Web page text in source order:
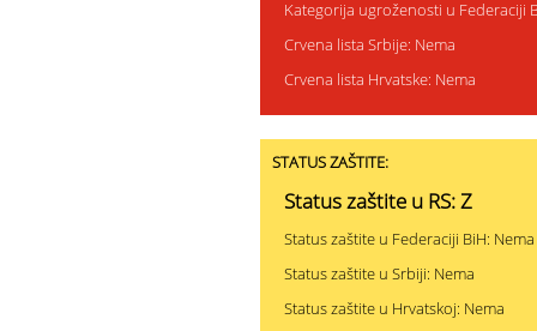
Kategorija ugroženosti u Federaciji
Crvena lista Srbije: Nema
Crvena lista Hrvatske: Nema
STATUS ZAŠTITE:
Status zaštite u RS: Z
Status zaštite u Federaciji BiH: Nema
Status zaštite u Srbiji: Nema
Status zaštite u Hrvatskoj: Nema